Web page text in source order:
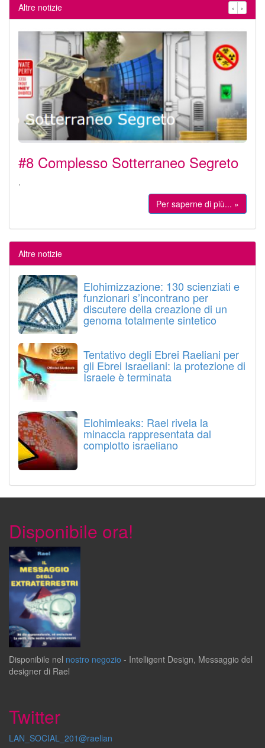
Altre notizie ‹ ›
#8 Complesso Sotterraneo Segreto
.
Per saperne di più... »
Altre notizie
Elohimizzazione: 130 scienziati e
funzionari s’incontrano per
discutere della creazione di un
genoma totalmente sintetico
Tentativo degli Ebrei Raeliani per
gli Ebrei Israeliani: la protezione di
Israele è terminata
Elohimleaks: Rael rivela la
minaccia rappresentata dal
complotto israeliano
Disponibile ora!
Disponibile nel nostro negozio - Intelligent Design, Messaggio del
designer di Rael
Twitter
LAN_SOCIAL_201@raelian